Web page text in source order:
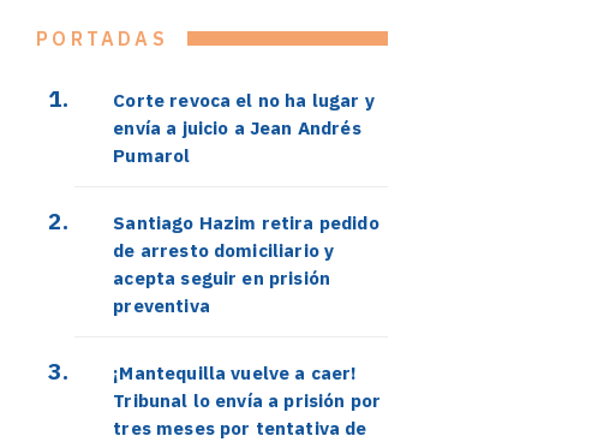
PORTADAS
Corte revoca el no ha lugar y
envía a juicio a Jean Andrés
Pumarol
Santiago Hazim retira pedido
de arresto domiciliario y
acepta seguir en prisión
preventiva
¡Mantequilla vuelve a caer!
Tribunal lo envía a prisión por
tres meses por tentativa de